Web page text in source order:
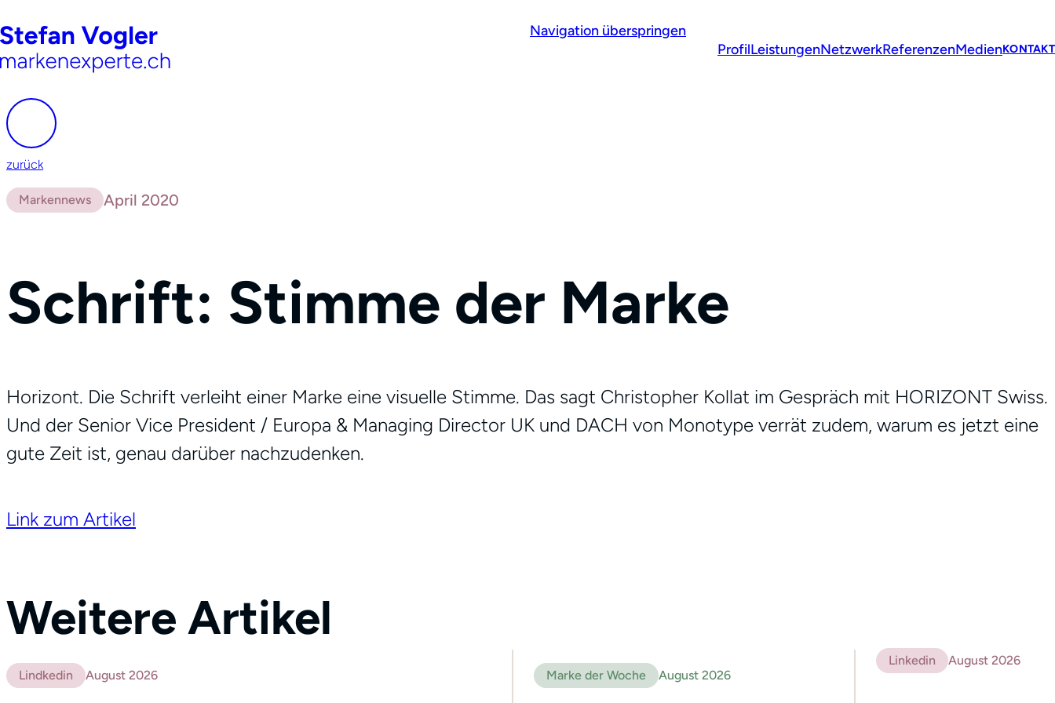
Navigation überspringen
ProfilLeistungenNetzwerkReferenzenMedienKONTAKT
zurück
Markennews April 2020
Schrift: Stimme der Marke
Horizont. Die Schrift verleiht einer Marke eine visuelle Stimme. Das sagt Christopher Kollat im Gespräch mit HORIZONT Swiss.
Und der Senior Vice President / Europa & Managing Director UK und DACH von Monotype verrät zudem, warum es jetzt eine
gute Zeit ist, genau darüber nachzudenken.
Link zum Artikel
Weitere Artikel
Lindkedin August 2026 Marke der Woche August 2026
Linkedin August 2026